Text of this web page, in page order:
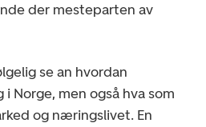
der mesteparten av
se an hvordan
Norge, men også hva som
og næringslivet. En